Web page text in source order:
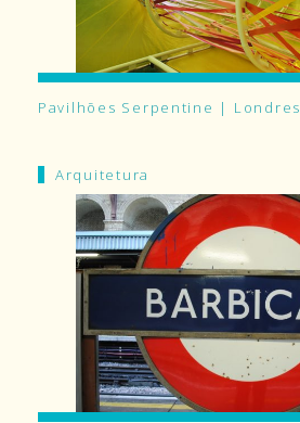
Pavilhões Serpentine | Londres
Arquitetura